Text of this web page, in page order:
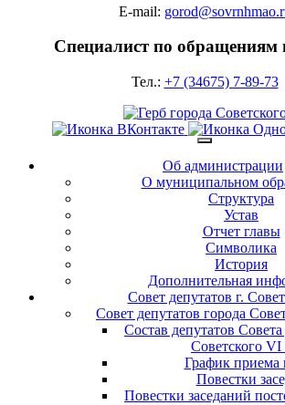
E-mail:
Специалист по обращениям
Тел.: +7 (34675) 7-89-73
Об администрации
О муниципальном
Структура
Устав
Отчет главы
Символика
История
Дополнительная
Совет депутатов г.
Совет депутатов города
Состав депутатов
Советского VI
График приема
Повестки
Повестки заседаний